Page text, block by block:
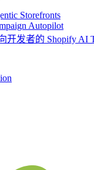
Storefronts
Autopilot
开发者的 Shopify AI